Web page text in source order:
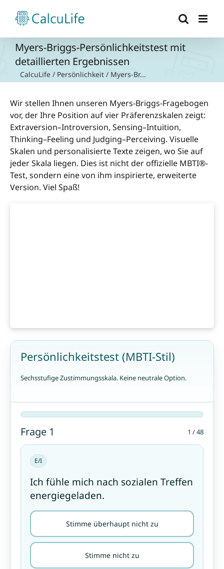
Inhalt
springen
Myers-Briggs-Persönlichkeitstest mit
detaillierten Ergebnissen
CalcuLife / Persönlichkeit / Myers-Br...
Wir stellen Ihnen unseren Myers-Briggs-Fragebogen
vor, der Ihre Position auf vier Präferenzskalen zeigt:
Extraversion–Introversion, Sensing–Intuition,
Thinking–Feeling und Judging–Perceiving. Visuelle
Skalen und personalisierte Texte zeigen, wo Sie auf
jeder Skala liegen. Dies ist nicht der offizielle MBTI®-
Test, sondern eine von ihm inspirierte, erweiterte
Version. Viel Spaß!
Persönlichkeitstest (MBTI-Stil)
Sechs­stufige Zustimmungsskala. Keine neutrale Option.
Frage 1 1 / 48
E/I
Ich fühle mich nach sozialen Treffen
energiegeladen.
Stimme überhaupt nicht zu
Stimme nicht zu